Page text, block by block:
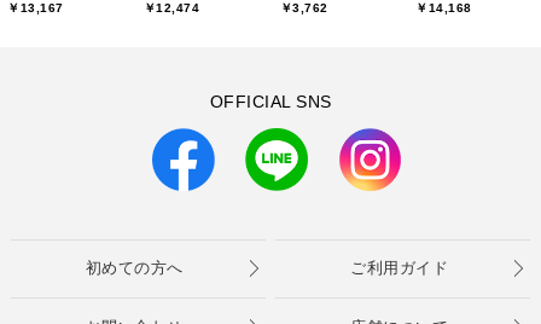
￥13,167
￥12,474
￥3,762
￥14,168
OFFICIAL SNS
初めての方へ ご利用ガイド